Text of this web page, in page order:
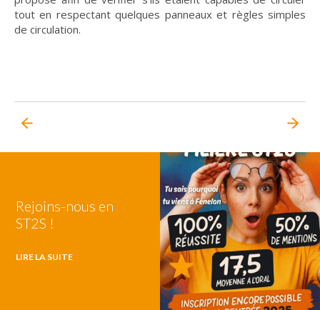
tout en respectant quelques panneaux et règles simples
de circulation.
Rejoins-nous en
ST2S !
LIRE LA SUITE